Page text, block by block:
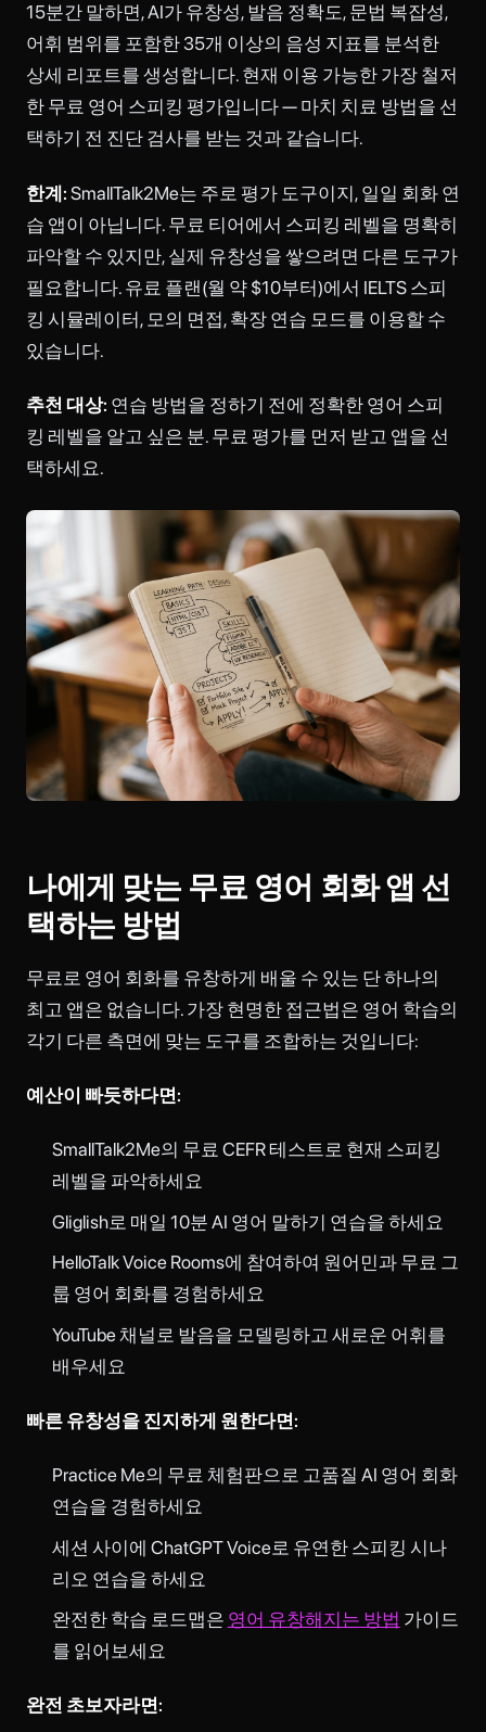
15분간 말하면, AI가 유창성, 발음 정확도, 문법 복잡성,
어휘 범위를 포함한 35개 이상의 음성 지표를 분석한
상세 리포트를 생성합니다. 현재 이용 가능한 가장 철저
한 무료 영어 스피킹 평가입니다 — 마치 치료 방법을 선
택하기 전 진단 검사를 받는 것과 같습니다.
한계: SmallTalk2Me는 주로 평가 도구이지, 일일 회화 연
습 앱이 아닙니다. 무료 티어에서 스피킹 레벨을 명확히
파악할 수 있지만, 실제 유창성을 쌓으려면 다른 도구가
필요합니다. 유료 플랜(월 약 $10부터)에서 IELTS 스피
킹 시뮬레이터, 모의 면접, 확장 연습 모드를 이용할 수
있습니다.
추천 대상: 연습 방법을 정하기 전에 정확한 영어 스피
킹 레벨을 알고 싶은 분. 무료 평가를 먼저 받고 앱을 선
택하세요.
나에게 맞는 무료 영어 회화 앱 선
택하는 방법
무료로 영어 회화를 유창하게 배울 수 있는 단 하나의
최고 앱은 없습니다. 가장 현명한 접근법은 영어 학습의
각기 다른 측면에 맞는 도구를 조합하는 것입니다:
예산이 빠듯하다면:
SmallTalk2Me의 무료 CEFR 테스트로 현재 스피킹
레벨을 파악하세요
Gliglish로 매일 10분 AI 영어 말하기 연습을 하세요
HelloTalk Voice Rooms에 참여하여 원어민과 무료 그
룹 영어 회화를 경험하세요
YouTube 채널로 발음을 모델링하고 새로운 어휘를
배우세요
빠른 유창성을 진지하게 원한다면:
Practice Me의 무료 체험판으로 고품질 AI 영어 회화
연습을 경험하세요
세션 사이에 ChatGPT Voice로 유연한 스피킹 시나
리오 연습을 하세요
완전한 학습 로드맵은 영어 유창해지는 방법 가이드
를 읽어보세요
완전 초보자라면: